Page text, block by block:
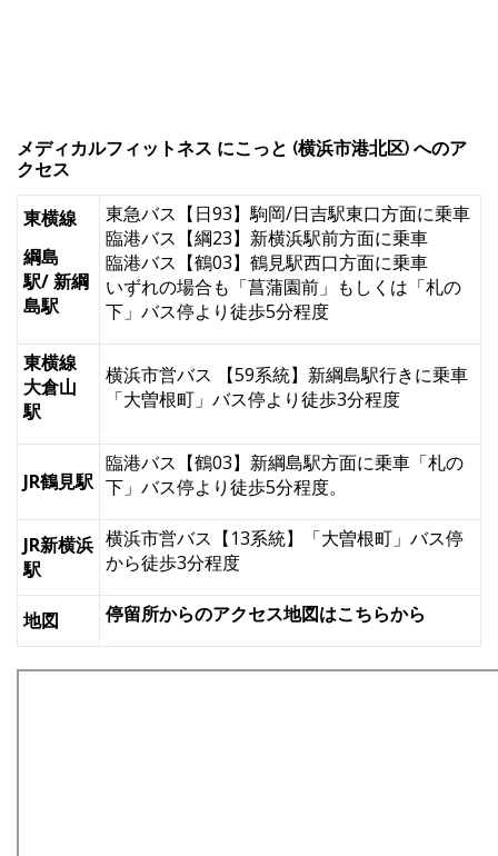
メディカルフィットネス にこっと (横浜市港北区) へのア
クセス
東横線
綱島
駅/ 新綱
島駅
東急バス【日93】駒岡/日吉駅東口方面に乗車
臨港バス【綱23】新横浜駅前方面に乗車
臨港バス【鶴03】鶴見駅西口方面に乗車
いずれの場合も「菖蒲園前」もしくは「札の
下」バス停より徒歩5分程度
東横線
大倉山
駅
横浜市営バス 【59系統】新綱島駅行きに乗車
「大曽根町」バス停より徒歩3分程度
JR鶴見駅
臨港バス【鶴03】新綱島駅方面に乗車「札の
下」バス停より徒歩5分程度。
JR新横浜
駅
横浜市営バス【13系統】「大曽根町」バス停
から徒歩3分程度
地図 停留所からのアクセス地図はこちらから